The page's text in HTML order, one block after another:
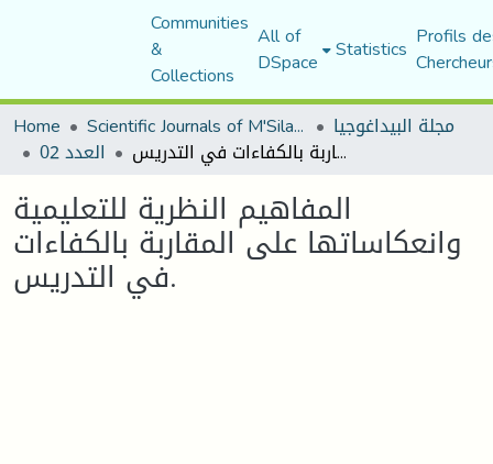
Communities
&
Collections
All of
DSpace Statistics Profils
Home
Scientific Journals of M'Sila University مجلة البيداغوجيا
العدد 02 المفاهيم النظرية للتعليمية وانعكاساتها على المقاربة بالكفاءات في التدريس.
المفاهيم النظرية للتعليمية
وانعكاساتها على المقاربة بالكفاءات
في التدريس.